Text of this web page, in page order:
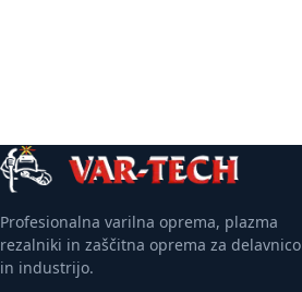
Profesionalna varilna oprema, plazma
rezalniki in zaščitna oprema za delavnico
in industrijo.